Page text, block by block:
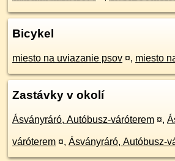
Bicykel
miesto na uviazanie psov ¤, miesto
Zastávky v okolí
Ásványráró, Autóbusz-váróterem ¤,
váróterem ¤, Ásványráró, Autóbusz-